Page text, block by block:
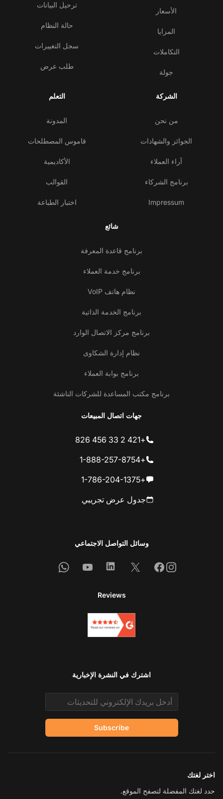
الأسعار
المزايا
التكاملات
جولة
ترحيل البيانات
حالة النظام
سجل التغييرات
طلب عرض
الشركة
من نحن
الجوائز والشهادات
آراء العملاء
برنامج الشركاء
Impressum
التعلم
المدونة
قاموس المصطلحات
الأكاديمية
القوالب
اختبار الطباعة
شائع
برنامج قاعدة المعرفة
برنامج خدمة العملاء
نظام هاتف VoIP
برنامج الخدمة الذاتية
برنامج مركز الاتصال الوارد
نظام إدارة الشكاوى
برنامج بوابة العملاء
برنامج مكتب المساعدة للشركات الناشئة
جهات اتصال المبيعات
+421 2 33 456 826
+1-888-257-8754
+1-786-204-1375
جدول عرض تجريبي
وسائل التواصل الاجتماعي
Instagram
Facebook
X
Linkedin
Youtube
Whatsapp
Reviews
اشترك في النشرة الإخبارية
Email address
Subscribe
اختر لغتك
حدد لغتك المفضلة لتصفح الموقع.